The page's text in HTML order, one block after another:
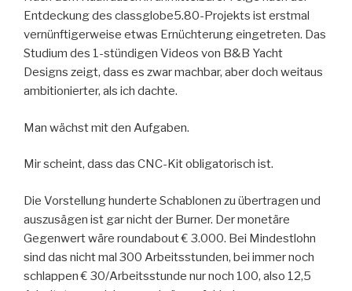
Entdeckung des classglobe5.80-Projekts ist erstmal
vernünftigerweise etwas Ernüchterung eingetreten. Das
Studium des 1-stündigen Videos von B&B Yacht
Designs zeigt, dass es zwar machbar, aber doch weitaus
ambitionierter, als ich dachte.
Man wächst mit den Aufgaben.
Mir scheint, dass das CNC-Kit obligatorisch ist.
Die Vorstellung hunderte Schablonen zu übertragen und
auszusägen ist gar nicht der Burner. Der monetäre
Gegenwert wäre roundabout € 3.000. Bei Mindestlohn
sind das nicht mal 300 Arbeitsstunden, bei immer noch
schlappen € 30/Arbeitsstunde nur noch 100, also 12,5